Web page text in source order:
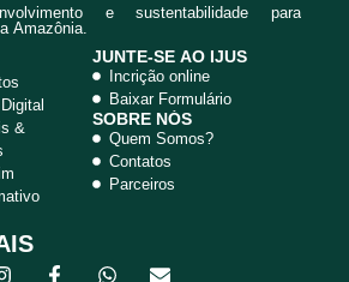
e sustentabilidade para
Amazônia.
&
JUNTE-SE AO IJUS
Incrição online
Baixar Formulário
SOBRE NÓS
Quem Somos?
Contatos
Parceiros